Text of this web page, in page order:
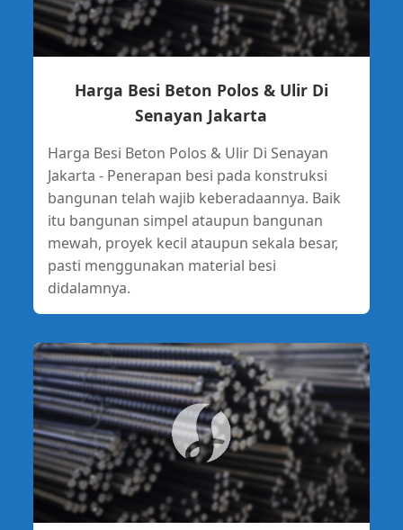
Harga Besi Beton Polos & Ulir Di
Senayan Jakarta
Harga Besi Beton Polos & Ulir Di Senayan
Jakarta - Penerapan besi pada konstruksi
bangunan telah wajib keberadaannya. Baik
itu bangunan simpel ataupun bangunan
mewah, proyek kecil ataupun sekala besar,
pasti menggunakan material besi
didalamnya.